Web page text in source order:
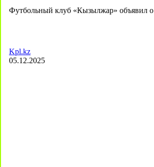
Футбольный клуб «Кызылжар» объявил
Kpl.kz
05.12.2025